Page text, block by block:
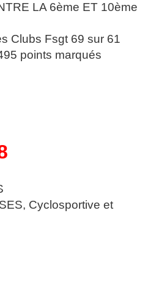
LA 6ème ET 10ème
Clubs Fsgt 69 sur 61
points marqués
Cyclosportive et